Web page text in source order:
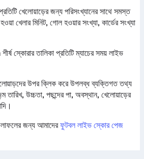
খেলোয়াড়ের জন্য পরিসংখ্যানের সাথে সমস্ত
খেলার মিনিট, গোল হওয়ার সংখ্যা, কার্ডের সংখ্যা
তালিকা প্রতিটি ম্যাচের সময় লাইভ
উপর ক্লিক করে উপলব্ধ ব্যক্তিগত তথ্য
তারিখ, উচ্চতা, পছন্দের পা, অবস্থান, খেলোয়াড়ের
জন্য আমাদেরফুটবল লাইভ স্কোর পেজ